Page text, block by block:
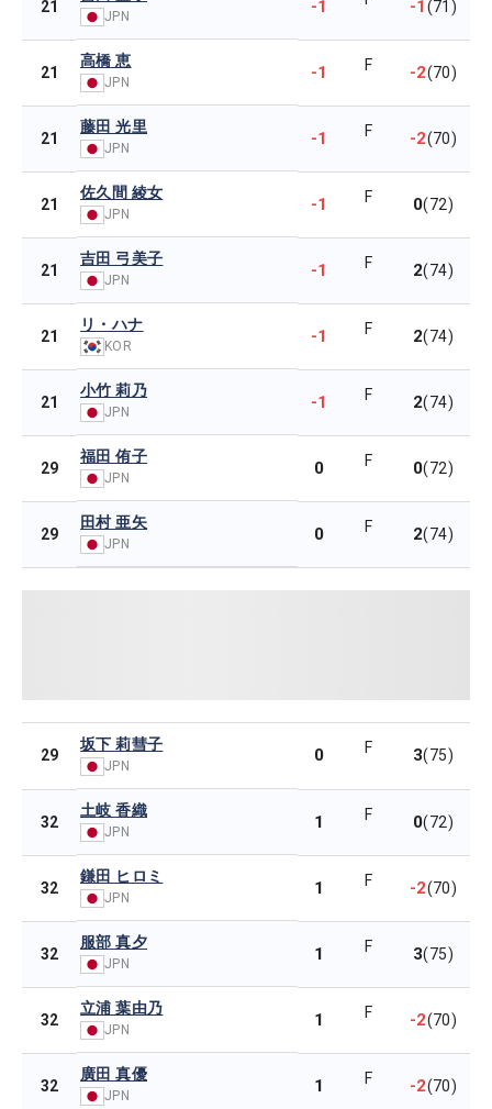
21
JPN -1 -1(71)
21
高橋 恵
JPN -1 F -2(70)
21
藤田 光里
JPN -1 F -2(70)
21
佐久間 綾女
JPN -1 F 0(72)
21
吉田 弓美子
JPN -1 F 2(74)
21
リ・ハナ
KOR -1 F 2(74)
21
小竹 莉乃
JPN -1 F 2(74)
29
福田 侑子
JPN 0 F 0(72)
29
田村 亜矢
JPN 0 F 2(74)
29
坂下 莉彗子
JPN
0 F 3(75)
32
土岐 香織
JPN 1 F 0(72)
32
鎌田 ヒロミ
JPN 1 F -2(70)
32
服部 真夕
JPN 1 F 3(75)
32
立浦 葉由乃
JPN 1 F -2(70)
32
廣田 真優
JPN 1 F -2(70)